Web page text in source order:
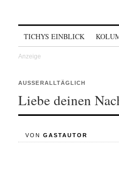
TICHYS EINBLICK
AUSSERALLTÄGLICH
Liebe deinen
VON GASTAUTOR